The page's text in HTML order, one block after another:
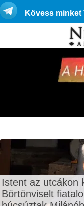
Kövess minket
Istent az utcákon
Börtönviselt